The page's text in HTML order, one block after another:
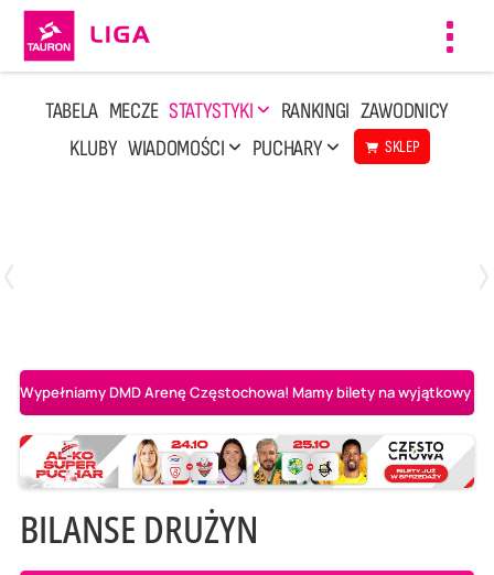
TABELA MECZE STATYSTYKI RANKINGI ZAWODNICY
KLUBY WIADOMOŚCI PUCHARY SKLEP
Wypełniamy DMD Arenę Częstochowa! Mamy bilety na wyjątkowy
BILANSE DRUŻYN